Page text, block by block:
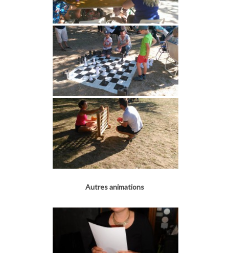
Autres animations